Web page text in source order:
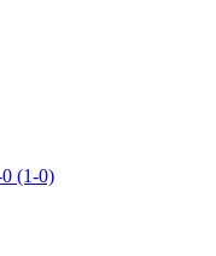
(1-0)